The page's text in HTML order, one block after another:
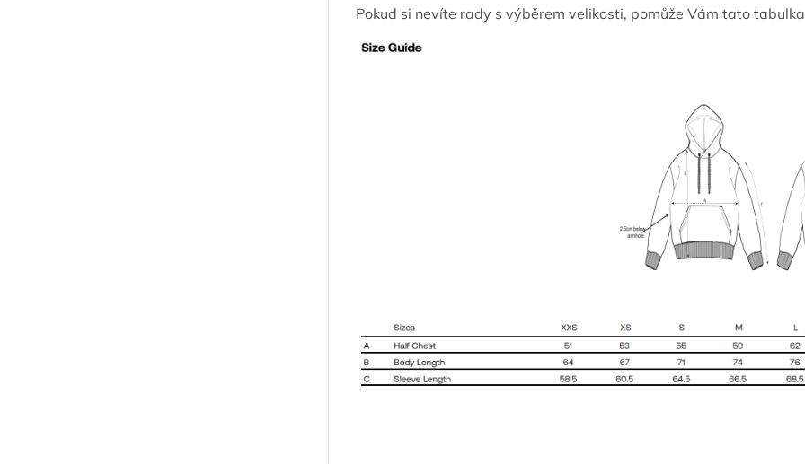
Pokud si nevíte rady s výběrem velikosti, pomůže Vám tato